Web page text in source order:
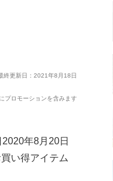
終更新日：2021年8月18日
プロモーションを含みます
年8月20日
い得アイテム